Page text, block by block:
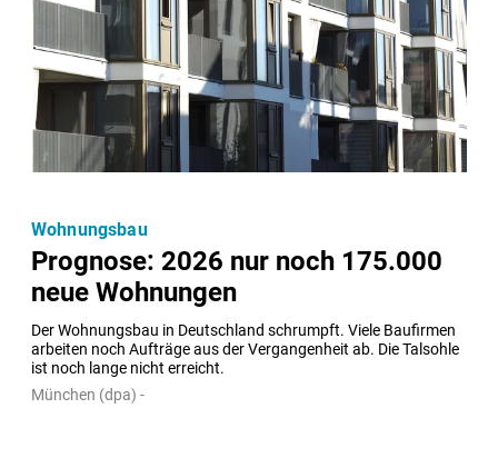
Prognose: 2026 nur noch 175.000
neue Wohnungen
Der Wohnungsbau in Deutschland schrumpft. Viele Baufirmen
arbeiten noch Aufträge aus der Vergangenheit ab. Die Talsohle
ist noch lange nicht erreicht.
Wohnungsbau
München (dpa) -